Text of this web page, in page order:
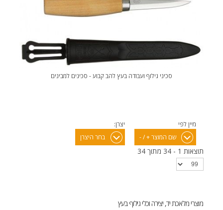
סכיני גילוף ועבודה בעץ להב קבוע - סכינים למבינים
מיין לפי
שם המוצר + / -
יצרן:
בחר היצרן
תוצאות 1 - 34 מתוך 34
מוצרי מלאכת יד, יצירה וכלי גילוף בעץ